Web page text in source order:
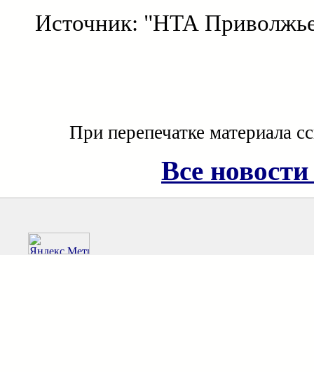
Источник: "НТА
При перепечатке материала
Все